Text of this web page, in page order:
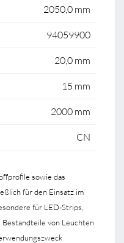
2050,0 mm
94059900
20,0 mm
15 mm
2000 mm
CN
sowie das
für den Einsatz im
für LED-Strips,
Bestandteile von Leuchten